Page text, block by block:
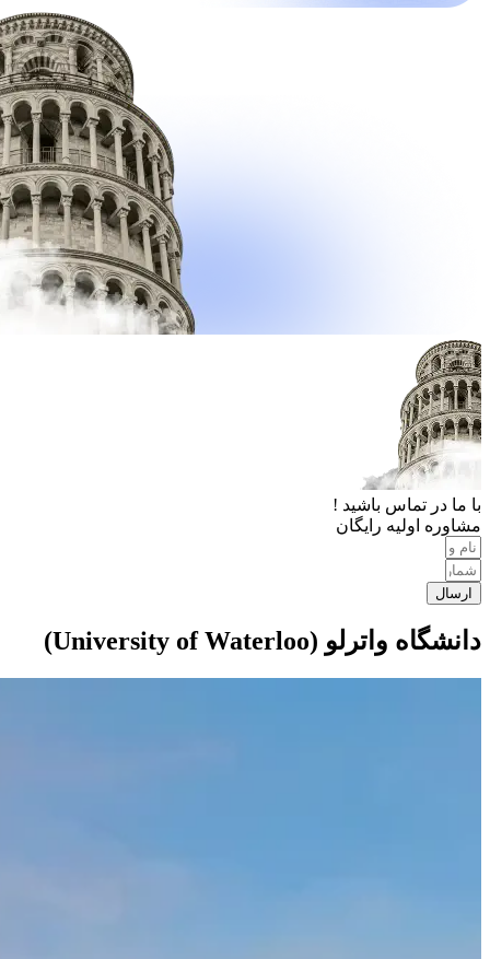
با ما در تماس باشید !
مشاوره اولیه رایگان
ارسال
دانشگاه واترلو (University of Waterloo)